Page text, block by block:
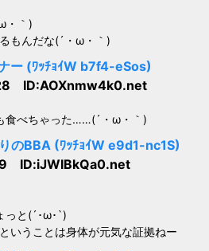
・｀)
もんだな(´・ω・｀)
ー (ﾜｯﾁｮｲW b7f4-eSos)
ID:AOXnmw4k0.net
食べちゃった……(´・ω・｀)
のBBA (ﾜｯﾁｮｲW e9d1-nc1S)
ID:iJWIBkQa0.net
っと(´･ω･`)
いうことは身体が元気な証拠ねー